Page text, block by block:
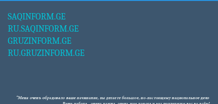
SAQINFORM.GE
RU.SAQINFORM.GE
GRUZINFORM.GE
RU.GRUZINFORM.GE